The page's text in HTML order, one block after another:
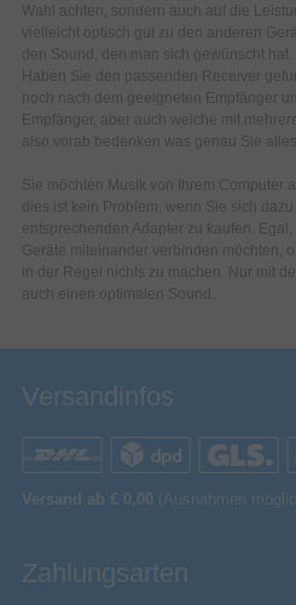
Wahl achten, sondern auch auf die
vielleicht optisch gut zu den anderen
den Sound, den man sich gewünscht
Haben Sie den passenden Receiver
noch nach dem geeigneten Empfänger
Empfänger, aber auch welche mit
also vorab bedenken was genau Sie
Sie möchten Musik von Ihrem Computer
dies ist kein Problem, wenn Sie sich
entsprechenden Adapter zu kaufen.
Geräte miteinander verbinden möchten,
in der Regel nichts zu machen. Nur mit
auch einen optimalen Sound.
Versandinfos
Versand ab € 0,00 (Ausnahmen
Zahlungsarten